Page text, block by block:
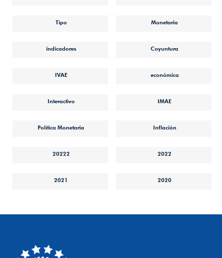
Tipo Monetaria
indicadores Coyuntura
IVAE económica
Interactivo IMAE
Política Monetaria Inflación
20222 2022
2021 2020